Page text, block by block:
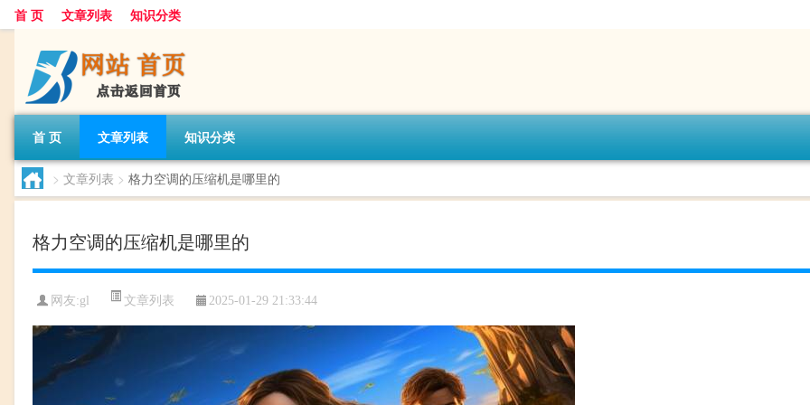
首 页 文章列表 知识分类
首 页 文章列表 知识分类
> 文章列表 > 格力空调的压缩机是哪里的
格力空调的压缩机是哪里的
网友:gl 文章列表 2025-01-29 21:33:44